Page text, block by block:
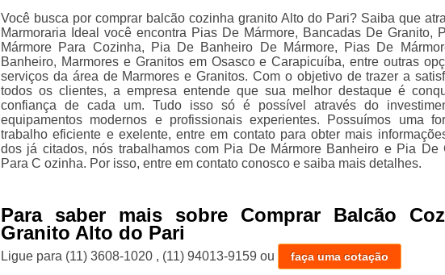
Você busca por comprar balcão cozinha granito Alto do Pari? Saiba que
Marmoraria Ideal você encontra Pias De Mármore, Bancadas De Granito,
Mármore Para Cozinha, Pia De Banheiro De Mármore, Pias De
Banheiro, Marmores e Granitos em Osasco e Carapicuíba, entre outras
serviços da área de Marmores e Granitos. Com o objetivo de trazer a
todos os clientes, a empresa entende que sua melhor destaque é
confiança de cada um. Tudo isso só é possível através do
equipamentos modernos e profissionais experientes. Possuímos uma
trabalho eficiente e exelente, entre em contato para obter mais
dos já citados, nós trabalhamos com Pia De Mármore Banheiro e Pia De
Para C ozinha. Por isso, entre em contato conosco e saiba mais detalhes.
Para saber mais sobre Comprar Balcão
Granito Alto do Pari
Ligue para (11) 3608-1020 , (11) 94013-9159 ou faça uma cotação